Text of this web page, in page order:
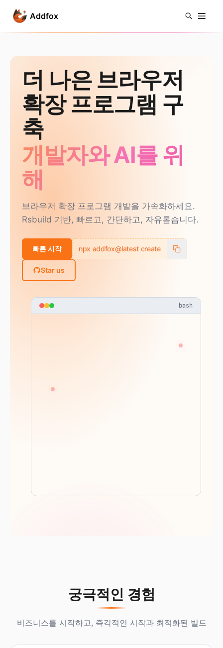
Addfox
더 나은 브라우저
확장 프로그램 구
축
개발자와 AI를 위
해
브라우저 확장 프로그램 개발을 가속화하세요.
Rsbuild 기반, 빠르고, 간단하고, 자유롭습니다.
빠른 시작 npx addfox@latest create
Star us
bash
궁극적인 경험
비즈니스를 시작하고, 즉각적인 시작과 최적화된 빌드